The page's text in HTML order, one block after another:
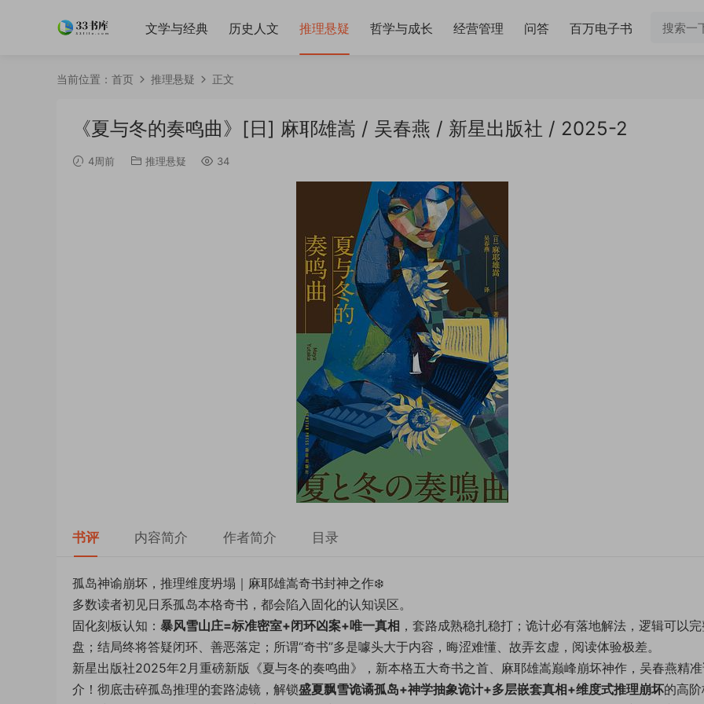
文学与经典 历史人文 推理悬疑 哲学与成长 经营管理 问答 百万电子书
当前位置： 首页 推理悬疑 正文
《夏与冬的奏鸣曲》[日] 麻耶雄嵩 / 吴春燕 / 新星出版社 / 2025-2
4周前 推理悬疑 34
书评 内容简介 作者简介 目录
孤岛神谕崩坏，推理维度坍塌｜麻耶雄嵩奇书封神之作❄️
多数读者初见日系孤岛本格奇书，都会陷入固化的认知误区。
固化刻板认知： 暴风雪山庄=标准密室+闭环凶案+唯一真相 ，套路成熟稳扎稳打；诡计必有落地解法，逻辑可以
盘；结局终将答疑闭环、善恶落定；所谓“奇书”多是噱头大于内容，晦涩难懂、故弄玄虚，阅读体验极差。
新星出版社2025年2月重磅新版《夏与冬的奏鸣曲》，新本格五大奇书之首、麻耶雄嵩巅峰崩坏神作，吴春燕精
介！彻底击碎孤岛推理的套路滤镜，解锁盛夏飘雪诡谲孤岛+神学抽象诡计+多层嵌套真相+维度式推理崩坏的高